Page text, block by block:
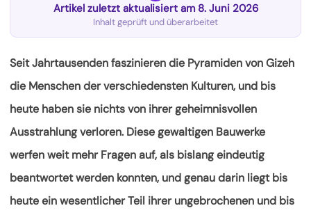
Artikel zuletzt aktualisiert am 8. Juni 2026
Inhalt geprüft und überarbeitet
Seit Jahrtausenden faszinieren die Pyramiden von Gizeh
die Menschen der verschiedensten Kulturen, und bis
heute haben sie nichts von ihrer geheimnisvollen
Ausstrahlung verloren. Diese gewaltigen Bauwerke
werfen weit mehr Fragen auf, als bislang eindeutig
beantwortet werden konnten, und genau darin liegt bis
heute ein wesentlicher Teil ihrer ungebrochenen und bis